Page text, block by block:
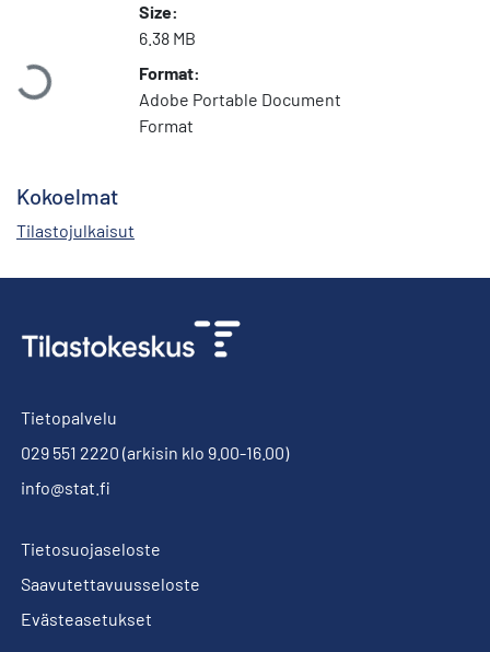
Ladataan...
Size:
6.38 MB
Format:
Adobe Portable Document
Format
Kokoelmat
Tilastojulkaisut
Tietopalvelu
029 551 2220 (arkisin klo 9.00-16.00)
info@stat.fi
Tietosuojaseloste
Saavutettavuusseloste
Evästeasetukset